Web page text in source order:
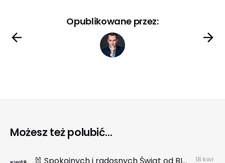
Opublikowane przez:
Możesz też polubić...
18 kwi